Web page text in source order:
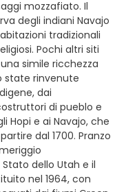
mozzafiato. Il
degli indiani Navajo
tradizionali
Pochi altri siti
simile ricchezza
state rinvenute
dai
di pueblo e
Hopi e ai Navajo, che
dal 1700. Pranzo
dello Utah e il
nel 1964, con